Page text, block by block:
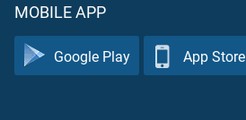
MOBILE APP
Google Play App Store